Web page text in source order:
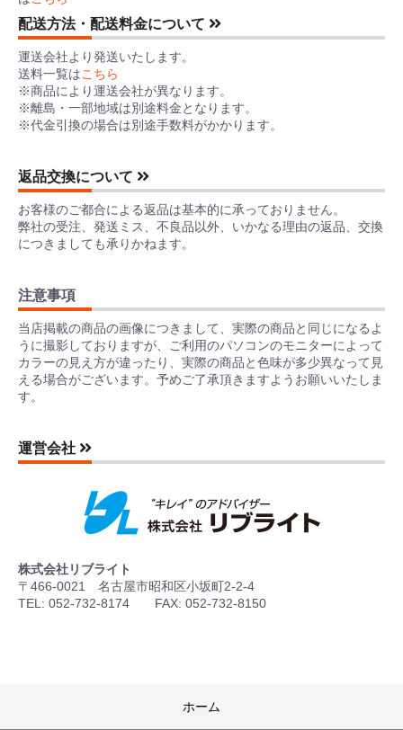
配送方法・配送料金について
運送会社より発送いたします。
送料一覧はこちら
※商品により運送会社が異なります。
※離島・一部地域は別途料金となります。
※代金引換の場合は別途手数料がかかります。
返品交換について
お客様のご都合による返品は基本的に承っておりません。
弊社の受注、発送ミス、不良品以外、いかなる理由の返品、交換
につきましても承りかねます。
注意事項
当店掲載の商品の画像につきまして、実際の商品と同じになるよ
うに撮影しておりますが、ご利用のパソコンのモニターによって
カラーの見え方が違ったり、実際の商品と色味が多少異なって見
える場合がございます。予めご了承頂きますようお願いいたしま
す。
運営会社
株式会社リブライト
〒466-0021 名古屋市昭和区小坂町2-2-4
TEL: 052-732-8174 FAX: 052-732-8150
ホーム